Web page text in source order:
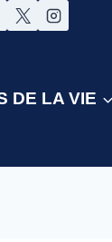
DE LA VIE